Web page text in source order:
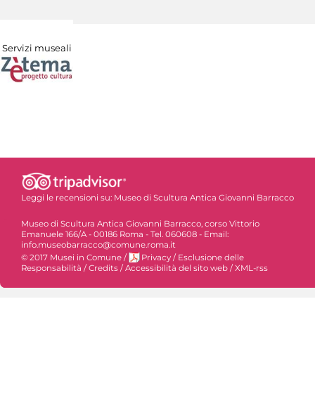
Servizi museali
Leggi le recensioni su: Museo di Scultura Antica Giovanni Barracco
Museo di Scultura Antica Giovanni Barracco, corso Vittorio
Emanuele 166/A - 00186 Roma - Tel. 060608 - Email:
info.museobarracco@comune.roma.it
© 2017 Musei in Comune / Privacy / Esclusione delle
Responsabilità / Credits / Accessibilità del sito web / XML-rss